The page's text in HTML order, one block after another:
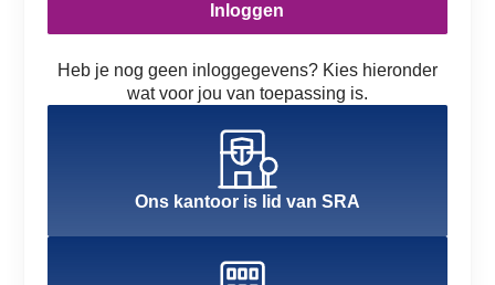
Inloggen
Heb je nog geen inloggegevens? Kies hieronder
wat voor jou van toepassing is.
Ons kantoor is lid van SRA